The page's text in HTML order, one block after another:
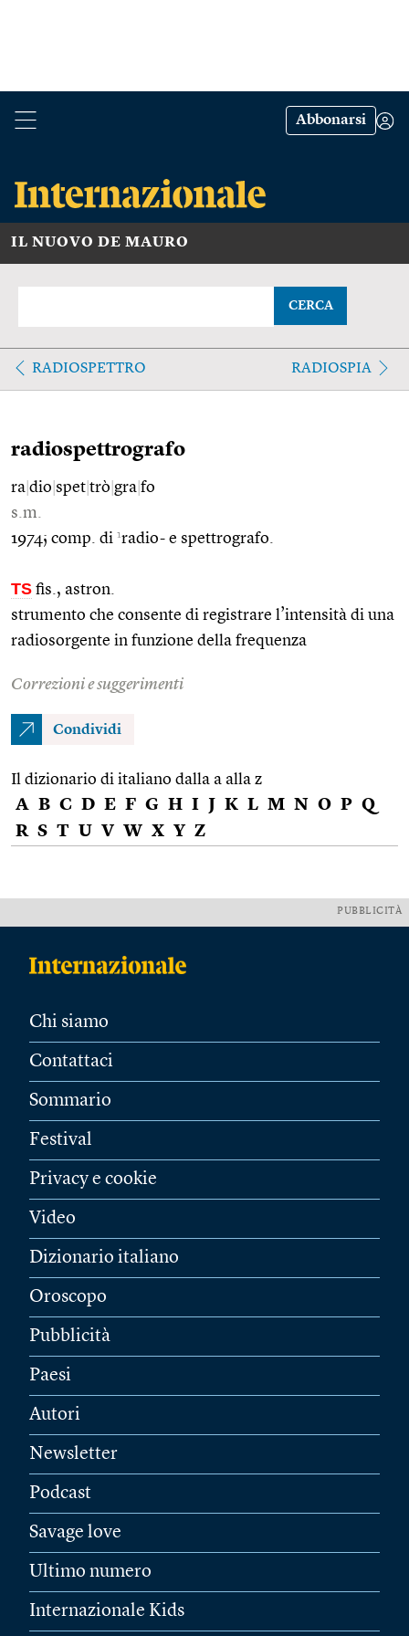
Abbonarsi
IL NUOVO DE MAURO
CERCA
RADIOSPETTRO RADIOSPIA
radiospettrografo
ra dio spet trò gra fo
s.m.
1974; comp. di 1radio- e spettrografo.
TS fis., astron.
strumento che consente di registrare l’intensità di una
radiosorgente in funzione della frequenza
Correzioni e suggerimenti
Condividi
Il dizionario di italiano dalla a alla z
A B C D E F G H I J K L M N O P Q
R S T U V W X Y Z
PUBBLICITÀ
Chi siamo
Contattaci
Sommario
Festival
Privacy e cookie
Video
Dizionario italiano
Oroscopo
Pubblicità
Paesi
Autori
Newsletter
Podcast
Savage love
Ultimo numero
Internazionale Kids